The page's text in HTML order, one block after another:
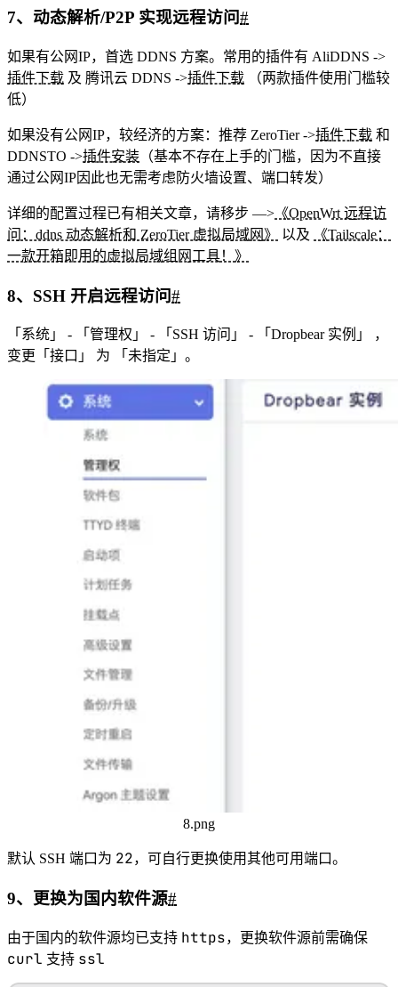
7、动态解析/P2P 实现远程访问#
如果有公网IP，首选 DDNS 方案。常用的插件有 AliDDNS ->
插件下载 及 腾讯云 DDNS ->插件下载 （两款插件使用门槛较
低）
如果没有公网IP，较经济的方案：推荐 ZeroTier ->插件下载 和
DDNSTO ->插件安装 （基本不存在上手的门槛，因为不直接
通过公网IP因此也无需考虑防火墙设置、端口转发）
详细的配置过程已有相关文章，请移步 —> 《OpenWrt 远程访
问：ddns 动态解析和 ZeroTier 虚拟局域网》
以及
《Tailscale：
一款开箱即用的虚拟局域组网工具！》
8、SSH 开启远程访问#
「系统」 - 「管理权」 - 「SSH 访问」 - 「Dropbear 实例」 ，
变更「接口」 为 「未指定」。
8.png
默认 SSH 端口为 22，可自行更换使用其他可用端口。
9、更换为国内软件源#
由于国内的软件源均已支持 https，更换软件源前需确保
curl 支持 ssl